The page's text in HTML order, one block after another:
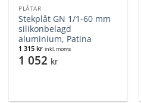
PLÅTAR
Stekplåt GN 1/1-60 mm
silikonbelagd
aluminium, Patina
1 315 kr inkl. moms
1 052 kr